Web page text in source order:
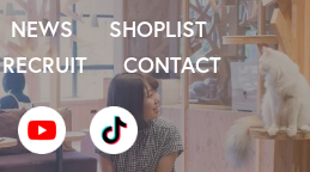
NEWS
SHOPLIST
RECRUIT CONTACT